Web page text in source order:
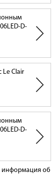
D-
Le Clair
D-
информация об